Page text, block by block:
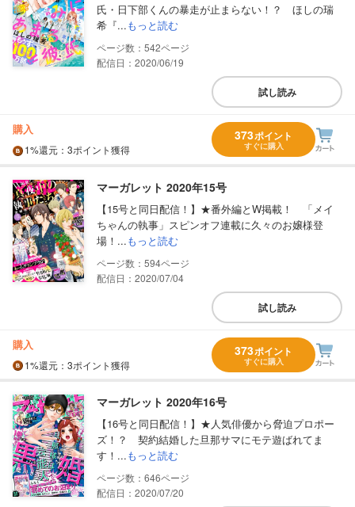
氏・日下部くんの暴走が止まらない！？ ほしの瑞
希『...もっと読む
542
配信日：2020/06/19
試し読み
購入
1%還元 ：3ポイント獲得
373ポイント
すぐに購入
マーガレット 2020年15号
【15号と同日配信！】★番外編とW掲載！ 「メイ
ちゃんの執事」スピンオフ連載に久々のお嬢様登
場！...もっと読む
594
配信日：2020/07/04
試し読み
購入
1%還元 ：3ポイント獲得
373ポイント
すぐに購入
マーガレット 2020年16号
【16号と同日配信！】★人気俳優から脅迫プロポー
ズ！？ 契約結婚した旦那サマにモテ遊ばれてま
す！...もっと読む
646
配信日：2020/07/20